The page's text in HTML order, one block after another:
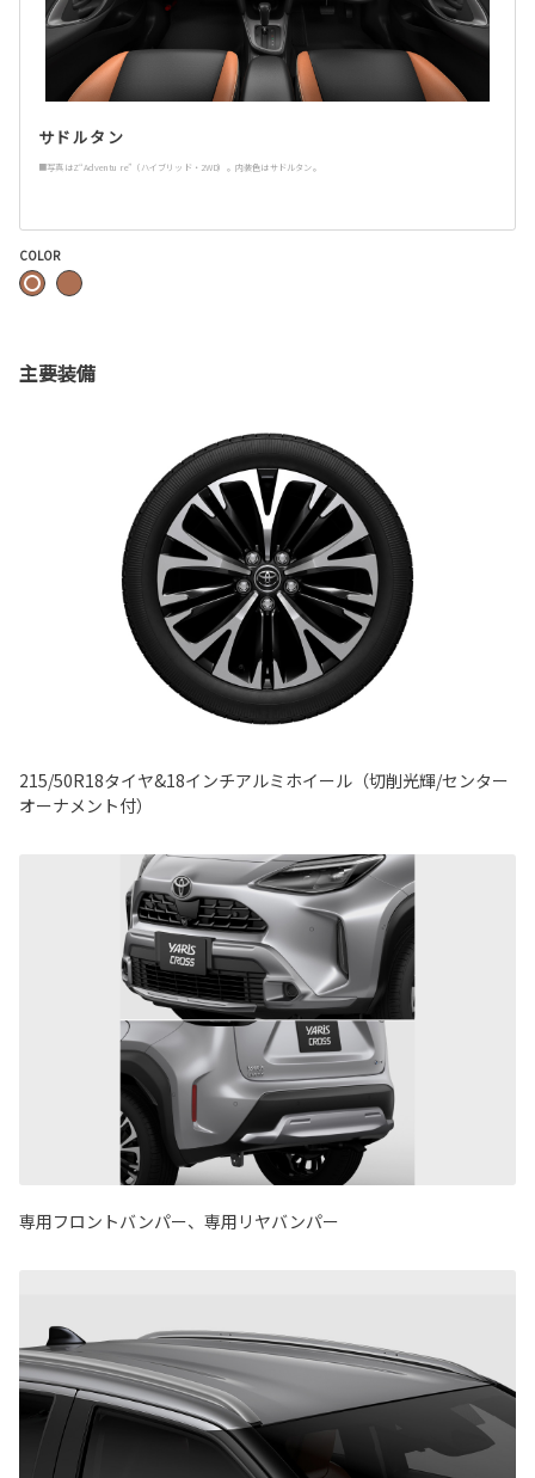
サドルタン
■写真はZ“Adventure”（ハイブリッド・2WD）。内装色はサドルタン。
COLOR
主要装備
215/50R18タイヤ&18インチアルミホイール（切削光輝/センター
オーナメント付）
専用フロントバンパー、専用リヤバンパー